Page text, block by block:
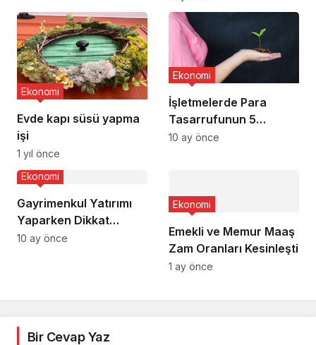
Evde kapı süsü yapma
işi
Ekonomi
1 yıl önce
İşletmelerde Para
Tasarrufunun 5
Faydası
Ekonomi
10 ay önce
Gayrimenkul Yatırımı
Yaparken Dikkat
Etmeniz Gerekenler
Ekonomi
10 ay önce
Emekli ve Memur Maaş
Zam Oranları Kesinleşti
Ekonomi
1 ay önce
Bir Cevap Yaz